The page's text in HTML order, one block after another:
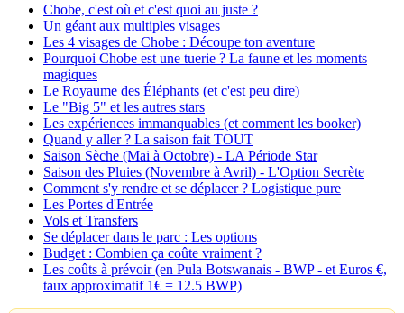
Chobe, c'est où et c'est quoi au juste ?
Un géant aux multiples visages
Les 4 visages de Chobe : Découpe ton aventure
Pourquoi Chobe est une tuerie ? La faune et les moments
magiques
Le Royaume des Éléphants (et c'est peu dire)
Le "Big 5" et les autres stars
Les expériences immanquables (et comment les booker)
Quand y aller ? La saison fait TOUT
Saison Sèche (Mai à Octobre) - LA Période Star
Saison des Pluies (Novembre à Avril) - L'Option Secrète
Comment s'y rendre et se déplacer ? Logistique pure
Les Portes d'Entrée
Vols et Transfers
Se déplacer dans le parc : Les options
Budget : Combien ça coûte vraiment ?
Les coûts à prévoir (en Pula Botswanais - BWP - et Euros €,
taux approximatif 1€ = 12.5 BWP)